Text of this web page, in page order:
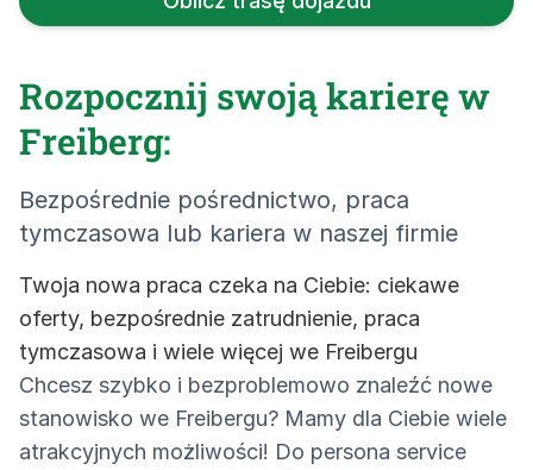
Rozpocznij swoją karierę w
Freiberg:
Bezpośrednie pośrednictwo, praca
tymczasowa lub kariera w naszej firmie
Twoja nowa praca czeka na Ciebie: ciekawe
oferty, bezpośrednie zatrudnienie, praca
tymczasowa i wiele więcej we Freibergu
Chcesz szybko i bezproblemowo znaleźć nowe
stanowisko we Freibergu? Mamy dla Ciebie wiele
atrakcyjnych możliwości! Do persona service